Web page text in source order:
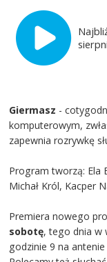
Giermasz -
komputerowym,
zapewnia rozrywkę
Program tworzą: Ela
Michał Król, Kacper
Premiera nowego
sobotę, tego dnia w
godzinie 9 na antenie